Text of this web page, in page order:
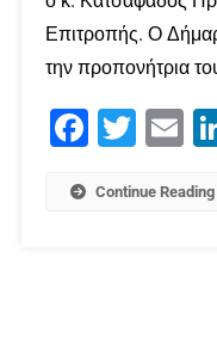
Επιτροπής. Ο
την προπονήτρια
Facebook
Twitter
Continue Reading